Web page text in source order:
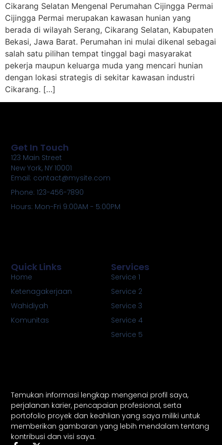
Cikarang Selatan Mengenal Perumahan Cijingga Permai
Cijingga Permai merupakan kawasan hunian yang
berada di wilayah Serang, Cikarang Selatan, Kabupaten
Bekasi, Jawa Barat. Perumahan ini mulai dikenal sebagai
salah satu pilihan tempat tinggal bagi masyarakat
pekerja maupun keluarga muda yang mencari hunian
dengan lokasi strategis di sekitar kawasan industri
Cikarang. […]
Temukan informasi lengkap mengenai profil saya,
perjalanan karier, pencapaian profesional, serta
portofolio proyek dan keahlian yang saya miliki untuk
memberikan gambaran yang lebih mendalam tentang
kontribusi dan visi saya.
Services
Service 1
Service 2
Service 3
Service 4
Service 5
Quick Links
Home
Ketenagakerjaan
Wahidiyah
Komunitas
Get In Touch
123 Main Street
New York, NY 10001
Email: contact@mysite.com
Phone: 123-456-7890
Hours: Mon-Fri 9:00AM - 5:00PM